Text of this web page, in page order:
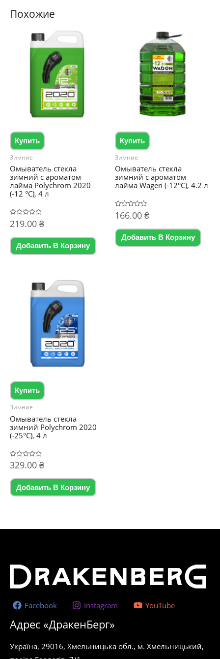
Похожие
Купить
Зимние
Омыватель стекла
зимний с ароматом
лайма Polychrom 2020
(-12 °C), 4 л
Оценка
0
5
219.00 ₴
Добавить В Корзину
Купить
Зимние
Омыватель стекла
зимний с ароматом
лайма Wagen (-12°C), 4.2 л
Оценка
0
5
166.00 ₴
Добавить В Корзину
Купить
Зимние
Омыватель стекла
зимний Polychrom 2020
(-25°C), 4 л
Оценка
0
5
329.00 ₴
Добавить В Корзину
Facebook Instagram YouTube
Адрес «ДракенБерг»
Україна, 29016, Хмельницька обл., м. Хмельницький,